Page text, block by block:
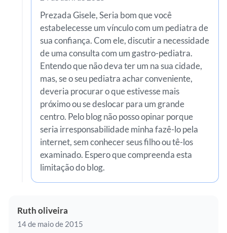
Prezada Gisele, Seria bom que você
estabelecesse um vínculo com um pediatra de
sua confiança. Com ele, discutir a necessidade
de uma consulta com um gastro-pediatra.
Entendo que não deva ter um na sua cidade,
mas, se o seu pediatra achar conveniente,
deveria procurar o que estivesse mais
próximo ou se deslocar para um grande
centro. Pelo blog não posso opinar porque
seria irresponsabilidade minha fazê-lo pela
internet, sem conhecer seus filho ou tê-los
examinado. Espero que compreenda esta
limitação do blog.
Ruth oliveira
14 de maio de 2015